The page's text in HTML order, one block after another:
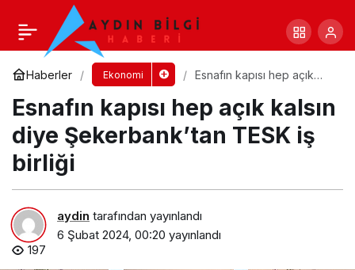
Haberler Ekonomi
Esnafın kapısı hep açık
TESK iş birliği
Esnafın kapısı hep açık kalsın
diye Şekerbank’tan TESK iş
birliği
aydin tarafından yayınlandı
6 Şubat 2024, 00:20 yayınlandı
197
EİB’nin ocak ayı ihracatı 1,5 milyar dolara
yaklaştı Paylaş